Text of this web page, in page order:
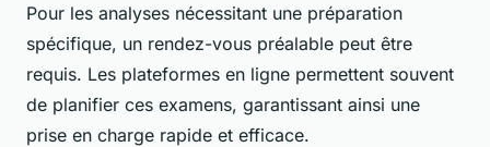
Pour les analyses nécessitant une préparation
spécifique, un rendez-vous préalable peut être
requis. Les plateformes en ligne permettent souvent
de planifier ces examens, garantissant ainsi une
prise en charge rapide et efficace.